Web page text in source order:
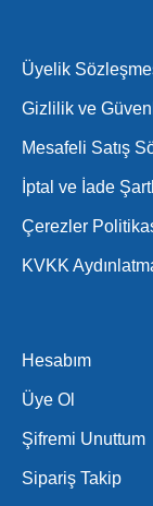
Üyelik
Gizlilik ve
Mesafeli Satış
İptal ve İade
Çerezler
KVKK
Hesabım
Üye Ol
Şifremi Unuttum
Sipariş Takip